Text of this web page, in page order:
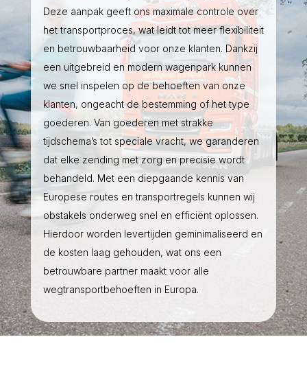
Deze aanpak geeft ons maximale controle over
het transportproces, wat leidt tot meer flexibiliteit
en betrouwbaarheid voor onze klanten. Dankzij
een uitgebreid en modern wagenpark kunnen
we snel inspelen op de behoeften van onze
klanten, ongeacht de bestemming of het type
goederen. Van goederen met strakke
tijdschema’s tot speciale vracht, we garanderen
dat elke zending met zorg en precisie wordt
behandeld. Met een diepgaande kennis van
Europese routes en transportregels kunnen wij
obstakels onderweg snel en efficiënt oplossen.
Hierdoor worden levertijden geminimaliseerd en
de kosten laag gehouden, wat ons een
betrouwbare partner maakt voor alle
wegtransportbehoeften in Europa.